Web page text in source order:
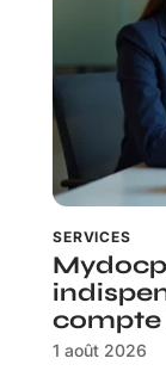
SERVICES
compte
1 août 2026